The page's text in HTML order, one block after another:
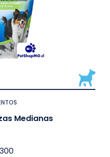
Medianas